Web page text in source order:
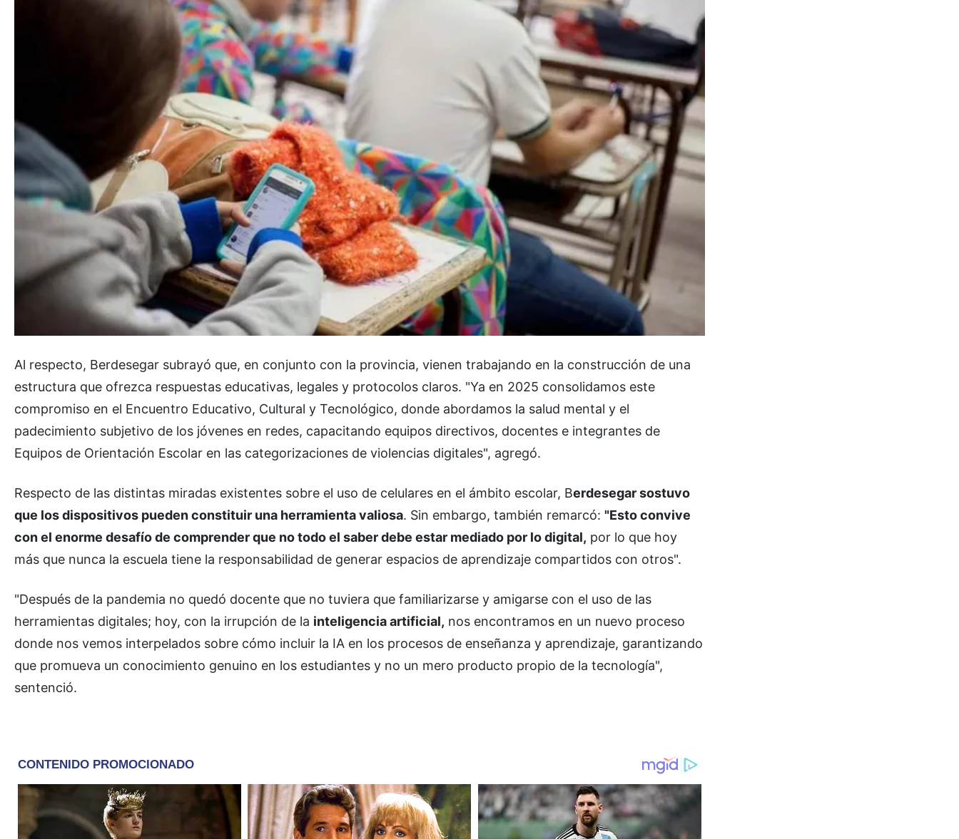
Al respecto, Berdesegar subrayó que, en conjunto con la provincia, vienen trabajando en la construcción de una
estructura que ofrezca respuestas educativas, legales y protocolos claros. "Ya en 2025 consolidamos este
compromiso en el Encuentro Educativo, Cultural y Tecnológico, donde abordamos la salud mental y el
padecimiento subjetivo de los jóvenes en redes, capacitando equipos directivos, docentes e integrantes de
Equipos de Orientación Escolar en las categorizaciones de violencias digitales", agregó.
Respecto de las distintas miradas existentes sobre el uso de celulares en el ámbito escolar, Berdesegar sostuvo
que los dispositivos pueden constituir una herramienta valiosa. Sin embargo, también remarcó: "Esto convive
con el enorme desafío de comprender que no todo el saber debe estar mediado por lo digital, por lo que hoy
más que nunca la escuela tiene la responsabilidad de generar espacios de aprendizaje compartidos con otros".
"Después de la pandemia no quedó docente que no tuviera que familiarizarse y amigarse con el uso de las
herramientas digitales; hoy, con la irrupción de la inteligencia artificial, nos encontramos en un nuevo proceso
donde nos vemos interpelados sobre cómo incluir la IA en los procesos de enseñanza y aprendizaje, garantizando
que promueva un conocimiento genuino en los estudiantes y no un mero producto propio de la tecnología",
sentenció.